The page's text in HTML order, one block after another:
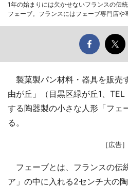
1年の始まりには欠かせないフランスの伝
フェーブ。フランスにはフェーブ専門店や
製菓製パン材料・器具を販売
由が丘」（目黒区緑が丘1、TEL
する陶器製の小さな人形「フェ
る。
［広告］
フェーブとは、フランスの伝
ア」の中に入れる2センチ大の